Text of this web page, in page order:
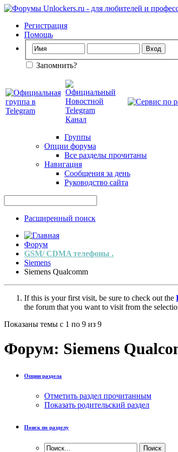
Регистрация
Помощь
Запомнить?
Группы
Опции форума
Все разделы прочитаны
Навигация
Сообщения за день
Руководство сайта
Расширенный поиск
Форум
GSM/ CDMA телефоны .
Siemens
Siemens Qualcomm
If this is your first visit, be sure to check out the
the forum that you want to visit from the
Показаны темы с 1 по 9 из 9
Форум: Siemens
Опции раздела
Отметить раздел прочитанным
Показать родительский раздел
Поиск по разделу